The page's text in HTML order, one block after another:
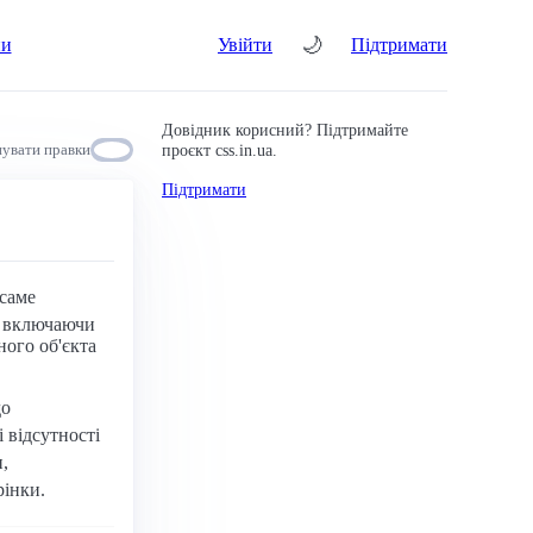
Увійти 🌙 Підтримати
правки
включаючи
об'єкта
відсутності
Довідник корисний? Підтримайте
проєкт css.in.ua.
Підтримати